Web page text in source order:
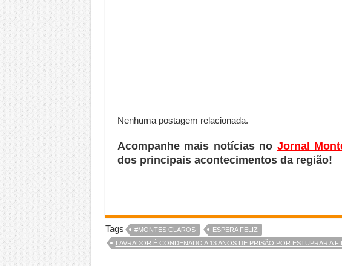
Nenhuma postagem relacionada.
Acompanhe mais notícias no Jornal
dos principais acontecimentos da região!
Tags #MONTES CLAROS
ESPERA FELIZ
LAVRADOR É CONDENADO A 13 ANOS DE PRISÃO POR ESTUPRAR A